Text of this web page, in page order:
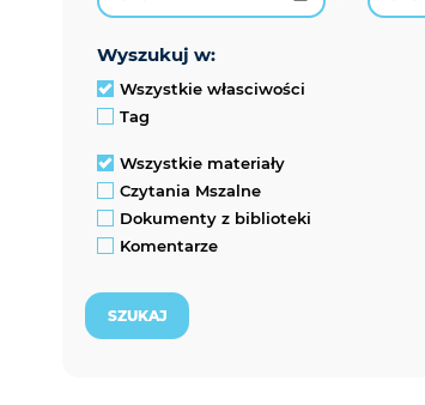
wyszukuj w:
Wszystkie własciwości
Tag
Wszystkie materiały
Czytania Mszalne
Dokumenty z biblioteki
Komentarze